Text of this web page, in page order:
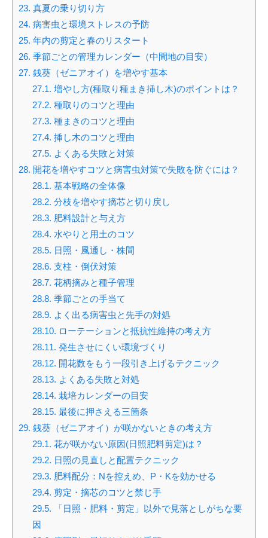
23. 真夏の乗り切り方
24. 病害虫と環境ストレスの予防
25. 年内の剪定と春のリスタート
26. 季節ごとの管理カレンダー（中間地の目安）
27. 銭葵（ゼニアオイ）を増やす基本
27.1. 増やし方(種取り種まき挿し木)のポイントは？
27.2. 種取りのコツと理由
27.3. 種まきのコツと理由
27.4. 挿し木のコツと理由
27.5. よくある失敗と対策
28. 開花を増やすコツと病害虫対策で失敗を防ぐには？
28.1. 基本戦略の全体像
28.2. 分枝を増やす摘芯と切り戻し
28.3. 肥料設計と与え方
28.4. 水やりと用土のコツ
28.5. 日照・風通し・株間
28.6. 支柱・倒伏対策
28.7. 花柄摘みと種子管理
28.8. 季節ごとの手当て
28.9. よく出る病害虫と先手の対処
28.10. ローテーションと抵抗性維持の考え方
28.11. 発生させにくい環境づくり
28.12. 開花数をもう一段引き上げるテクニック
28.13. よくある失敗と対処
28.14. 栽培カレンダーの目安
28.15. 最後に押さえる三箇条
29. 銭葵（ゼニアオイ）が咲かないときの考え方
29.1. 花が咲かない原因(日照肥料剪定)は？
29.2. 日照の見直しと配置テクニック
29.3. 肥料配分：Nを控えめ、P・Kを効かせる
29.4. 剪定・摘芯のコツと禁じ手
29.5. 「日照・肥料・剪定」以外で見落としがちな要
因